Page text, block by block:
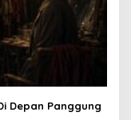
Depan Panggung